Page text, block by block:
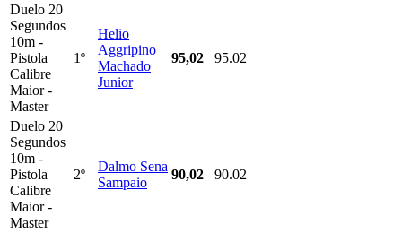
Duelo 20
Segundos
10m -
Pistola
Calibre
Maior -
Master
1º
Helio
Aggripino
Machado
Junior
95,02 95.02
Duelo 20
Segundos
10m -
Pistola
Calibre
Maior -
Master
2º
Dalmo Sena
Sampaio
90,02 90.02